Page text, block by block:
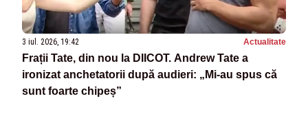
3 iul. 2026, 19:42 Actualitate
Frații Tate, din nou la DIICOT. Andrew Tate a
ironizat anchetatorii după audieri: „Mi-au spus că
sunt foarte chipeș”